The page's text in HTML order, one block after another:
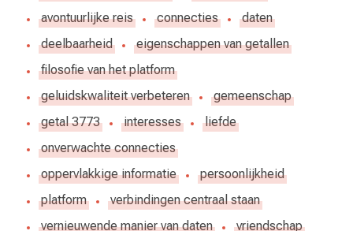
avontuurlijke reis
connecties
daten
deelbaarheid
eigenschappen van getallen
filosofie van het platform
geluidskwaliteit verbeteren
gemeenschap
getal 3773
interesses
liefde
onverwachte connecties
oppervlakkige informatie
persoonlijkheid
platform
verbindingen centraal staan
vernieuwende manier van daten
vriendschap